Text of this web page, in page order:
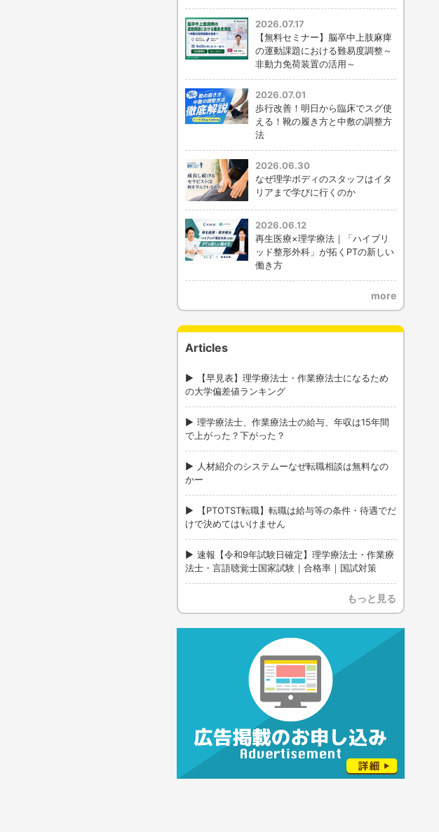
2026.07.17
【無料セミナー】脳卒中上肢麻痺
の運動課題における難易度調整～
非動力免荷装置の活用～
2026.07.01
歩行改善！明日から臨床でスグ使
える！靴の履き方と中敷の調整方
法
2026.06.30
なぜ理学ボディのスタッフはイタ
リアまで学びに行くのか
2026.06.12
再生医療×理学療法｜「ハイブリ
ッド整形外科」が拓くPTの新しい
働き方
more
Articles
【早見表】理学療法士・作業療法士になるため
の大学偏差値ランキング
理学療法士、作業療法士の給与、年収は15年間
で上がった？下がった？
人材紹介のシステムーなぜ転職相談は無料なの
かー
【PTOTST転職】転職は給与等の条件・待遇でだ
けで決めてはいけません
速報【令和9年試験日確定】理学療法士・作業療
法士・言語聴覚士国家試験｜合格率｜国試対策
もっと見る